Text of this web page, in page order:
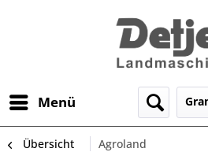
Menü
Übersicht Agroland